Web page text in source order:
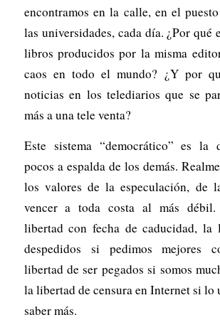
encontramos en la calle, en el
las universidades, cada día. ¿Por qué
libros producidos por la misma
caos en todo el mundo? ¿Y por
noticias en los telediarios que se
más a una tele venta?
Este sistema “democrático” es la
pocos a espalda de los demás.
los valores de la especulación, de
vencer a toda costa al más débil.
libertad con fecha de caducidad, la
despedidos si pedimos mejores
libertad de ser pegados si somos
la libertad de censura en Internet si lo
saber más.